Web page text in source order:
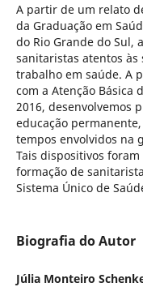
A partir de um relato
da Graduação em
do Rio Grande do Sul,
sanitaristas atentos
trabalho em saúde. A
com a Atenção Básica
2016, desenvolvemos
educação
tempos envolvidos na
Tais dispositivos
formação de
Sistema Único de
Biografia do Autor
Júlia Monteiro